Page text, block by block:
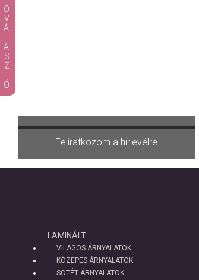
Feliratkozom a hírlevélre
PADLÓVÁLASZTÓ
LAMINÁLT
VILÁGOS ÁRNYALATOK
KÖZEPES ÁRNYALATOK
SÖTÉT ÁRNYALATOK